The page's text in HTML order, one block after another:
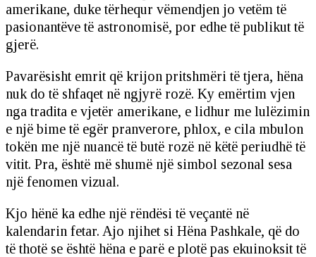
amerikane, duke tërhequr vëmendjen jo vetëm të
pasionantëve të astronomisë, por edhe të publikut të
gjerë.
Pavarësisht emrit që krijon pritshmëri të tjera, hëna
nuk do të shfaqet në ngjyrë rozë. Ky emërtim vjen
nga tradita e vjetër amerikane, e lidhur me lulëzimin
e një bime të egër pranverore, phlox, e cila mbulon
tokën me një nuancë të butë rozë në këtë periudhë të
vitit. Pra, është më shumë një simbol sezonal sesa
një fenomen vizual.
Kjo hënë ka edhe një rëndësi të veçantë në
kalendarin fetar. Ajo njihet si Hëna Pashkale, që do
të thotë se është hëna e parë e plotë pas ekuinoksit të